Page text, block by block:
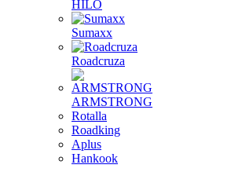
HILO
Sumaxx
Roadcruza
ARMSTRONG
Rotalla
Roadking
Aplus
Hankook